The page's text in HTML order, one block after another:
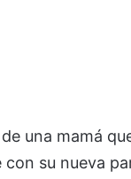
una mamá
su nueva